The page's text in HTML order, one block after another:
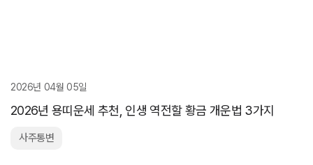
2026년 04월 05일
2026년 용띠운세 추천, 인생 역전할 황금 개운법 3가지
사주통변